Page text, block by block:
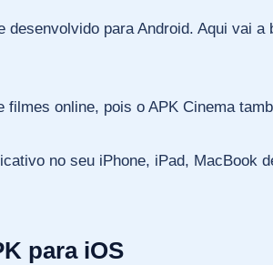
para Android. Aqui vai
online, pois o APK Cinema
no seu iPhone, iPad, MacBook
para iOS